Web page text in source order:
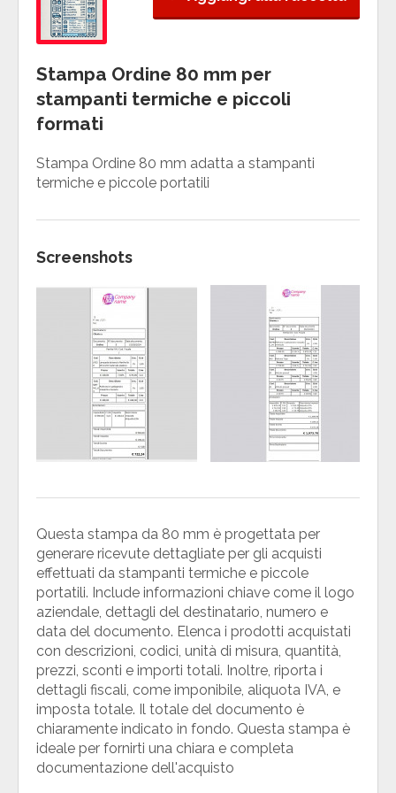
Stampa Ordine 80 mm per
stampanti termiche e piccoli
formati
Stampa Ordine 80 mm adatta a stampanti
termiche e piccole portatili
Screenshots
Questa stampa da 80 mm è progettata per
generare ricevute dettagliate per gli acquisti
effettuati da stampanti termiche e piccole
portatili. Include informazioni chiave come il logo
aziendale, dettagli del destinatario, numero e
data del documento. Elenca i prodotti acquistati
con descrizioni, codici, unità di misura, quantità,
prezzi, sconti e importi totali. Inoltre, riporta i
dettagli fiscali, come imponibile, aliquota IVA, e
imposta totale. Il totale del documento è
chiaramente indicato in fondo. Questa stampa è
ideale per fornirti una chiara e completa
documentazione dell'acquisto